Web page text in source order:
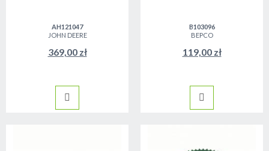
AH121047
JOHN DEERE
369,00 zł
B103096
BEPCO
119,00 zł